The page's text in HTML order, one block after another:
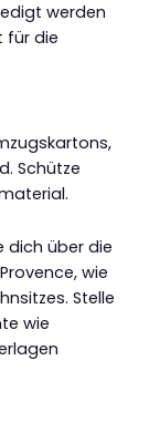
werden
für die
Schütze
dich über die
wie
Stelle
wie